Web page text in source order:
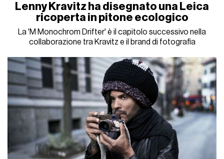
Lenny Kravitz ha disegnato una Leica
ricoperta in pitone ecologico
La 'M Monochrom Drifter' è il capitolo successivo nella
collaborazione tra Kravitz e il brand di fotografia